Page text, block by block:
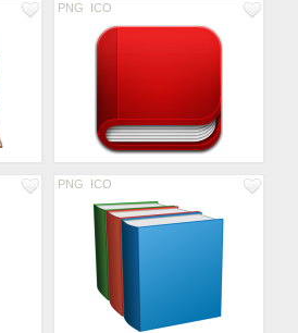
PNG ICO
PNG ICO